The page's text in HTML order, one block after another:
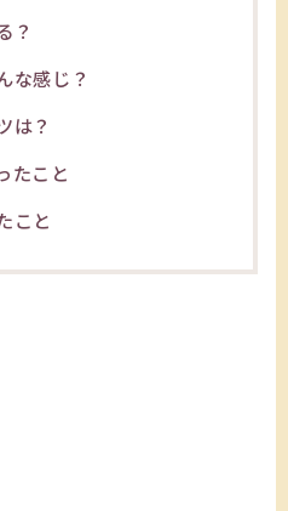
？
な感じ？
は？
たこと
こと